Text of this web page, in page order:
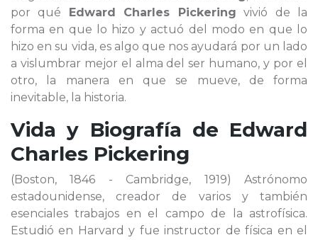
por qué Edward Charles Pickering vivió de la
forma en que lo hizo y actuó del modo en que lo
hizo en su vida, es algo que nos ayudará por un lado
a vislumbrar mejor el alma del ser humano, y por el
otro, la manera en que se mueve, de forma
inevitable, la historia.
Vida y Biografía de Edward
Charles Pickering
(Boston, 1846 - Cambridge, 1919) Astrónomo
estadounidense, creador de varios y también
esenciales trabajos en el campo de la astrofísica.
Estudió en Harvard y fue instructor de física en el